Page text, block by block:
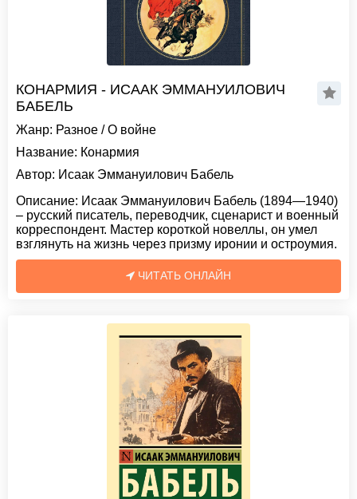
КОНАРМИЯ - ИСААК ЭММАНУИЛОВИЧ
БАБЕЛЬ
Жанр: Разное /О войне
Название: Конармия
Автор: Исаак Эммануилович Бабель
Описание: Исаак Эммануилович Бабель (1894—1940)
– русский писатель, переводчик, сценарист и военный
корреспондент. Мастер короткой новеллы, он умел
взглянуть на жизнь через призму иронии и остроумия.
ЧИТАТЬ ОНЛАЙН